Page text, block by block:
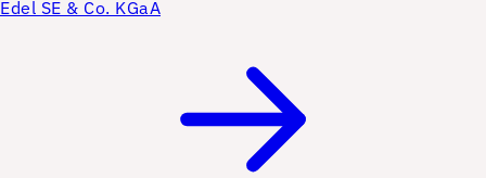
Edel SE & Co. KGaA